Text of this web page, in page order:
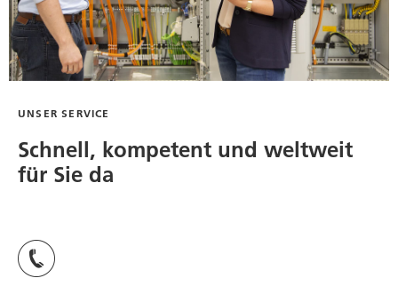
UNSER SERVICE
Schnell, kompetent und weltweit
für Sie da